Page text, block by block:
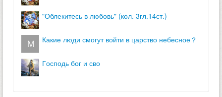
"облекитесь в любовь" (кол. 3гл.14ст.)
какие люди смогут войти в царство небесное？
господь бог и сво